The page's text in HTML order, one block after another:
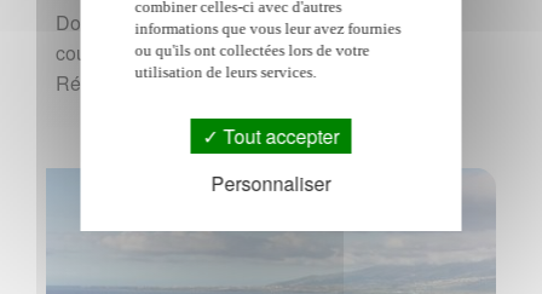
Dos d'Ane est l'une des randonnées les plus
courtes et les plus spectaculaires de l'île de La
Réunion.…
combiner celles-ci avec d'autres
informations que vous leur avez fournies
ou qu'ils ont collectées lors de votre
utilisation de leurs services.
Tout accepter
Personnaliser